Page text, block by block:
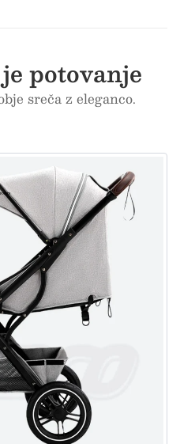
potovanje
sreča z eleganco.